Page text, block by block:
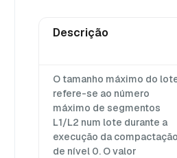
Descrição
O tamanho máximo do
refere-se ao número
máximo de segmentos
L1/L2 num lote durante a
execução da compactação
de nível 0. O valor